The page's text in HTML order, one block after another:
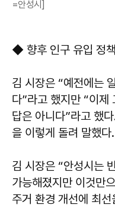
=안성시]
◆ 향후 인구 유입 정
김 시장은 “예전에는
다”라고 했지만 “이제
답은 아니다”라고 했
을 이렇게 돌려 말했다.
김 시장은 “안성시는
가능해졌지만 이것만
주거 환경 개선에 최